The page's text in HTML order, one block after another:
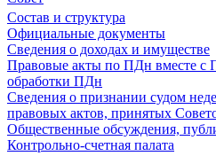
Состав и структура
Официальные документы
Сведения о доходах и имуществе
Правовые акты по ПДн вместе с
обработки ПДн
Сведения о признании судом
правовых актов, принятых
Общественные обсуждения,
Контрольно-счетная палата